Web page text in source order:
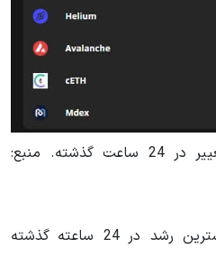
7 کوین برتر با بیشترین تغییر در 24 ساعت گذشته. منبع:
طبق داده های موجود، بیشترین رشد در 24 ساعته گذشته